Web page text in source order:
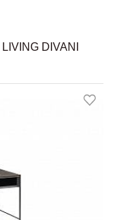
DIVANI